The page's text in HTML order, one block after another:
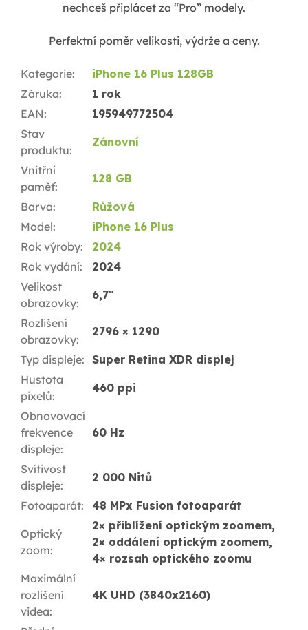
nechceš připlácet za “Pro” modely.
Perfektní poměr velikosti, výdrže a ceny.
Kategorie:
iPhone 16 Plus 128GB
Záruka:
1 rok
EAN:
195949772504
Stav
produktu:
Zánovní
Vnitřní
paměť:
128 GB
Barva:
Růžová
Model:
iPhone 16 Plus
Rok výroby:
2024
Rok vydání:
2024
Velikost
obrazovky:
6,7"
Rozlišení
obrazovky:
2796 × 1290
Typ displeje: Super Retina XDR displej
Hustota
pixelů:
460 ppi
Obnovovací
frekvence
displeje:
60 Hz
Svítivost
displeje:
2 000 Nitů
Fotoaparát: 48 MPx Fusion fotoaparát
Optický
zoom:
2× přiblížení optickým zoomem,
2× oddálení optickým zoomem,
4× rozsah optického zoomu
Maximální
rozlišení
videa:
4K UHD (3840x2160)